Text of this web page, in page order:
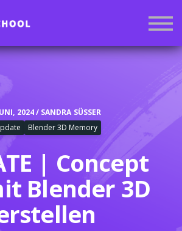
Mitgliedschaft
Anmelden
2024 / SANDRA SÜSSER
Blender 3D Memory
| Concept
Blender 3D